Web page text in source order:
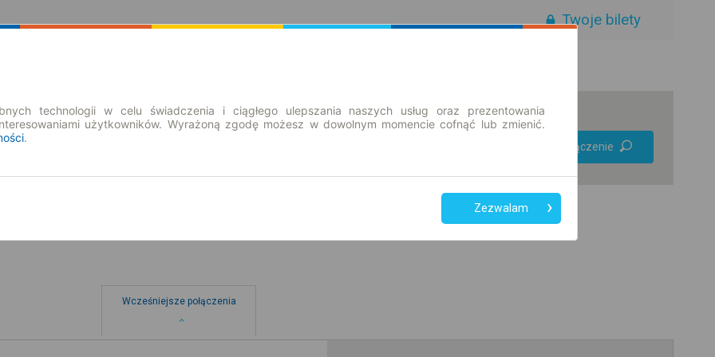
Twoje bilety
Znajdź połączenie
Wcześniejsze połączenia
technologii w celu świadczenia i ciągłego ulepszania naszych usług oraz prezentowania
użytkowników. Wyrażoną zgodę możesz w dowolnym momencie cofnąć lub zmienić.
.
Zezwalam